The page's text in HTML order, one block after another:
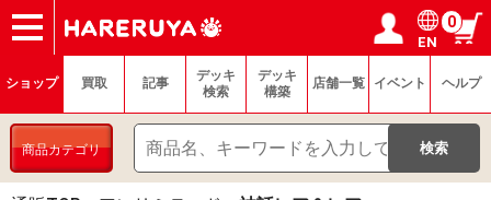
ショップ
買取
記事
デッキ検索
デッキ構築
選手一覧
店舗一覧
イベント
ヘルプ
お問い合わせ ログイン／会員登録
マイページ
EN
0
ショップ 買取 記事
デッキ
検索
デッキ
構築
店舗一覧 イベント ヘルプ
商品カテゴリ